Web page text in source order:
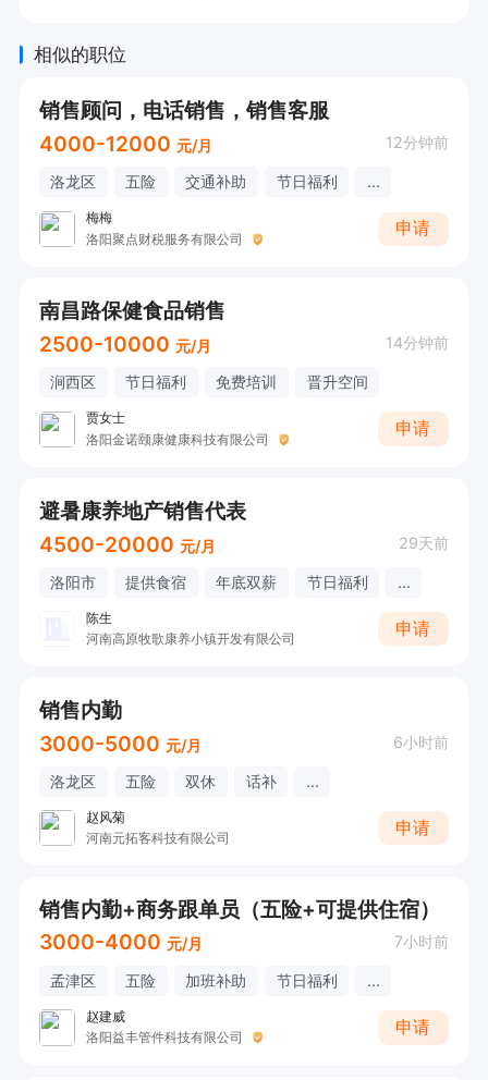
相似的职位
销售顾问，电话销售，销售客服
4000-12000 元/月 12分钟前
洛龙区 五险 交通补助 节日福利 ...
梅梅
洛阳聚点财税服务有限公司
申请
南昌路保健食品销售
2500-10000 元/月 14分钟前
涧西区 节日福利 免费培训 晋升空间
贾女士
洛阳金诺颐康健康科技有限公司
申请
避暑康养地产销售代表
4500-20000 元/月 29天前
洛阳市 提供食宿 年底双薪 节日福利 ...
陈生
河南高原牧歌康养小镇开发有限公司
申请
销售内勤
3000-5000 元/月 6小时前
洛龙区 五险 双休 话补 ...
赵风菊
河南元拓客科技有限公司
申请
销售内勤+商务跟单员（五险+可提供住宿）
3000-4000 元/月 7小时前
孟津区 五险 加班补助 节日福利 ...
赵建威
洛阳益丰管件科技有限公司
申请